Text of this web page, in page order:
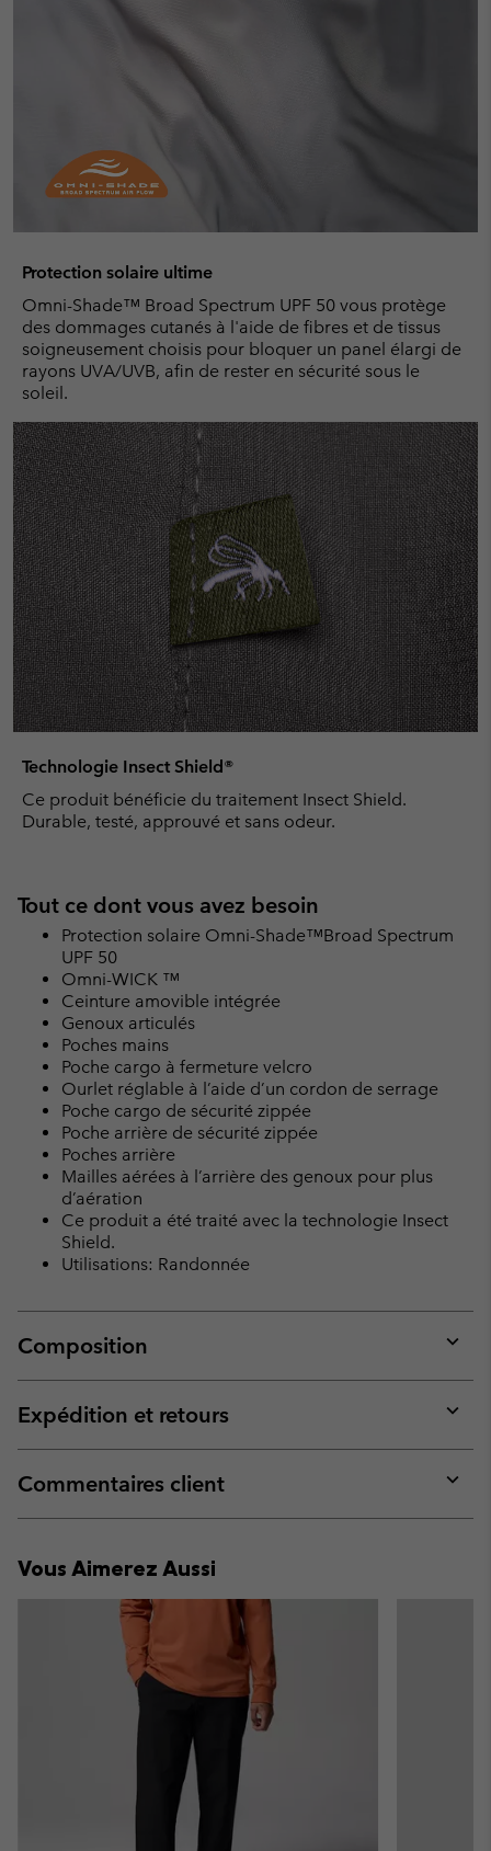
Protection solaire ultime
Omni-Shade™ Broad Spectrum UPF 50 vous protège
des dommages cutanés à l'aide de fibres et de tissus
soigneusement choisis pour bloquer un panel élargi de
rayons UVA/UVB, afin de rester en sécurité sous le
soleil.
Technologie Insect Shield®
Ce produit bénéficie du traitement Insect Shield.
Durable, testé, approuvé et sans odeur.
Tout ce dont vous avez besoin
Protection solaire Omni-Shade™Broad Spectrum
UPF 50
Omni-WICK ™
Ceinture amovible intégrée
Genoux articulés
Poches mains
Poche cargo à fermeture velcro
Ourlet réglable à l’aide d’un cordon de serrage
Poche cargo de sécurité zippée
Poche arrière de sécurité zippée
Poches arrière
Mailles aérées à l’arrière des genoux pour plus
d’aération
Ce produit a été traité avec la technologie Insect
Shield.
Utilisations: Randonnée
Composition
or
Expédition et retours
or
Commentaires client
or
Vous Aimerez Aussi